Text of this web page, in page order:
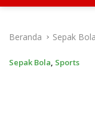
Beranda Sepak Bola
Sepak Bola, Sports